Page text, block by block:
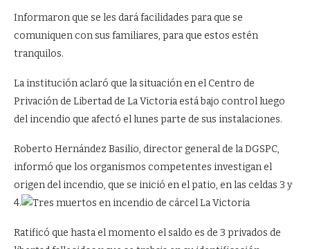
Informaron que se les dará facilidades para que se
comuniquen con sus familiares, para que estos estén
tranquilos.
La institución aclaró que la situación en el Centro de
Privación de Libertad de La Victoria está bajo control luego
del incendio que afectó el lunes parte de sus instalaciones.
Roberto Hernández Basilio, director general de la DGSPC,
informó que los organismos competentes investigan el
origen del incendio, que se inició en el patio, en las celdas 3 y
4.
Ratificó que hasta el momento el saldo es de 3 privados de